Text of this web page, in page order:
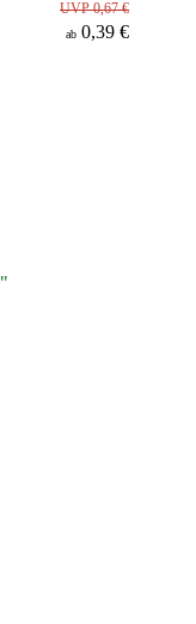
UVP 0,67 €
ab 0,39 €